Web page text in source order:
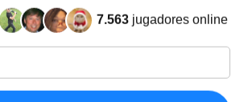
7.563 jugadores online